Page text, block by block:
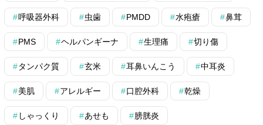
呼吸器外科 虫歯 PMDD 水疱瘡 鼻茸
PMS ヘルパンギーナ 生理痛 切り傷
タンパク質 玄米 耳鼻いんこう 中耳炎
美肌 アレルギー 口腔外科 乾燥
しゃっくり あせも 膀胱炎